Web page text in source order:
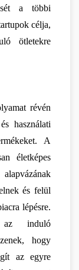
a többi
célja,
ötletekre
révén
A
életképes
és felül
lépésre.
az induló
hogy
az egyre